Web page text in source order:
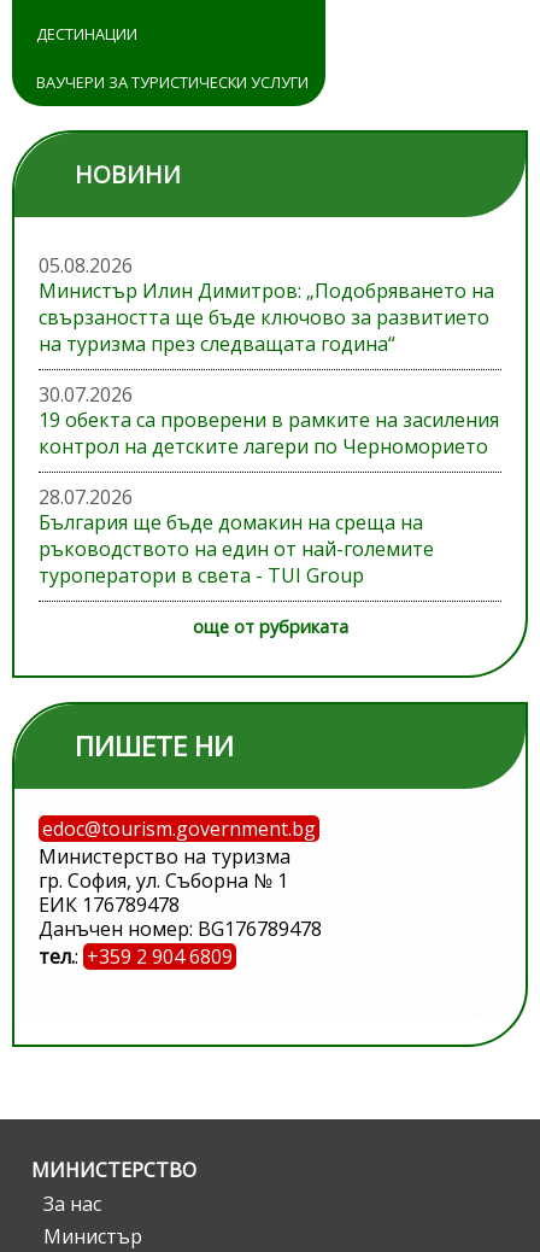
ДЕСТИНАЦИИ
ВАУЧЕРИ ЗА ТУРИСТИЧЕСКИ УСЛУГИ
НОВИНИ
05.08.2026
Министър Илин Димитров: „Подобряването на
свързаността ще бъде ключово за развитието
на туризма през следващата година“
30.07.2026
19 обекта са проверени в рамките на засиления
контрол на детските лагери по Черноморието
28.07.2026
България ще бъде домакин на среща на
ръководството на един от най-големите
туроператори в света - TUI Group
още от рубриката
ПИШЕТЕ НИ
edoc@tourism.government.bg
Министерство на туризма
гр. София, ул. Съборна № 1
ЕИК 176789478
Данъчен номер: BG176789478
тел.: +359 2 904 6809
МИНИСТЕРСТВО
За нас
Министър